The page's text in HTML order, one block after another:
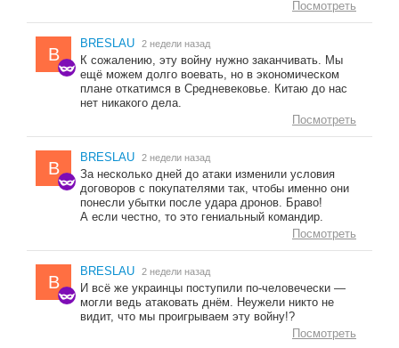
Посмотреть
B
BRESLAU 2 недели назад
К сожалению, эту войну нужно заканчивать. Мы
ещё можем долго воевать, но в экономическом
плане откатимся в Средневековье. Китаю до нас
нет никакого дела.
Посмотреть
B
BRESLAU 2 недели назад
За несколько дней до атаки изменили условия
договоров с покупателями так, чтобы именно они
понесли убытки после удара дронов. Браво!
А если честно, то это гениальный командир.
Посмотреть
B
BRESLAU 2 недели назад
И всё же украинцы поступили по-человечески —
могли ведь атаковать днём. Неужели никто не
видит, что мы проигрываем эту войну!?
Посмотреть